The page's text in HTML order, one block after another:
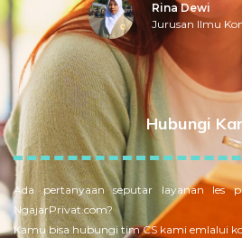
Rina Dewi
Jurusan Ilmu
Hubungi
Ada pertanyaan seputar layanan les
NgajarPrivat.com?
Kamu bisa hubungi tim CS kami emlalui